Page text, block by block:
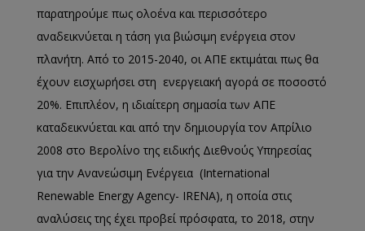
παρατηρούμε πως ολοένα και περισσότερο
αναδεικνύεται η τάση για βιώσιμη ενέργεια στον
πλανήτη. Από το 2015-2040, οι ΑΠΕ εκτιμάται πως θα
έχουν εισχωρήσει στη ενεργειακή αγορά σε ποσοστό
20%. Επιπλέον, η ιδιαίτερη σημασία των ΑΠΕ
καταδεικνύεται και από την δημιουργία τον Απρίλιο
2008 στο Βερολίνο της ειδικής Διεθνούς Υπηρεσίας
για την Ανανεώσιμη Ενέργεια (International
Renewable Energy Agency- IRENA), η οποία στις
αναλύσεις της έχει προβεί πρόσφατα, το 2018, στην